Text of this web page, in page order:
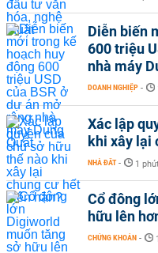
Diễn biến
600 triệu
nhà máy
DOANH NGHIỆP -
Xác lập
khi xây lại
NHÀ ĐẤT - 1
Cổ đông
hữu lên
CHỨNG KHOÁN -